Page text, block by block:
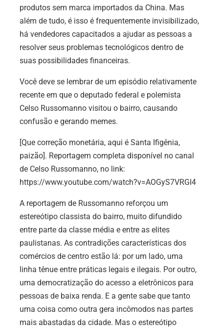
produtos sem marca importados da China. Mas
além de tudo, é isso é frequentemente invisibilizado,
há vendedores capacitados a ajudar as pessoas a
resolver seus problemas tecnológicos dentro de
suas possibilidades financeiras.
Você deve se lembrar de um episódio relativamente
recente em que o deputado federal e polemista
Celso Russomanno visitou o bairro, causando
confusão e gerando memes.
[Que correção monetária, aqui é Santa Ifigênia,
paizão]. Reportagem completa disponível no canal
de Celso Russomanno, no link:
https://www.youtube.com/watch?v=AOGyS7VRGI4
A reportagem de Russomanno reforçou um
estereótipo classista do bairro, muito difundido
entre parte da classe média e entre as elites
paulistanas. As contradições características dos
comércios de centro estão lá: por um lado, uma
linha tênue entre práticas legais e ilegais. Por outro,
uma democratização do acesso a eletrônicos para
pessoas de baixa renda. E a gente sabe que tanto
uma coisa como outra gera incômodos nas partes
mais abastadas da cidade. Mas o estereótipo